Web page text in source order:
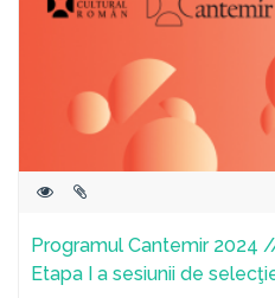
Programul Cantemir 2024
Etapa I a sesiunii de